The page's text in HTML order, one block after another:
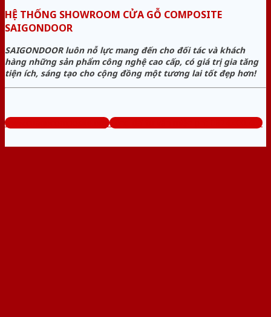
HỆ THỐNG SHOWROOM CỬA GỖ COMPOSITE
SAIGONDOOR
SAIGONDOOR luôn nỗ lực mang đến cho đối tác và khách
hàng những sản phẩm công nghệ cao cấp, có giá trị gia tăng
tiện ích, sáng tạo cho cộng đồng một tương lai tốt đẹp hơn!
www.cuagocomposite.org Tổng đài tư vấn miễn phí: 0824.400.400